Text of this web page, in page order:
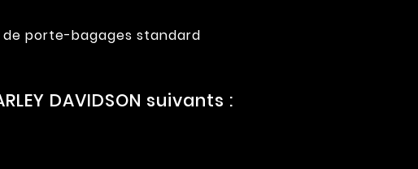
porte-bagages standard
DAVIDSON suivants :